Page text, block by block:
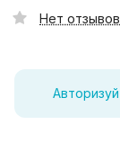
Нет отзывов